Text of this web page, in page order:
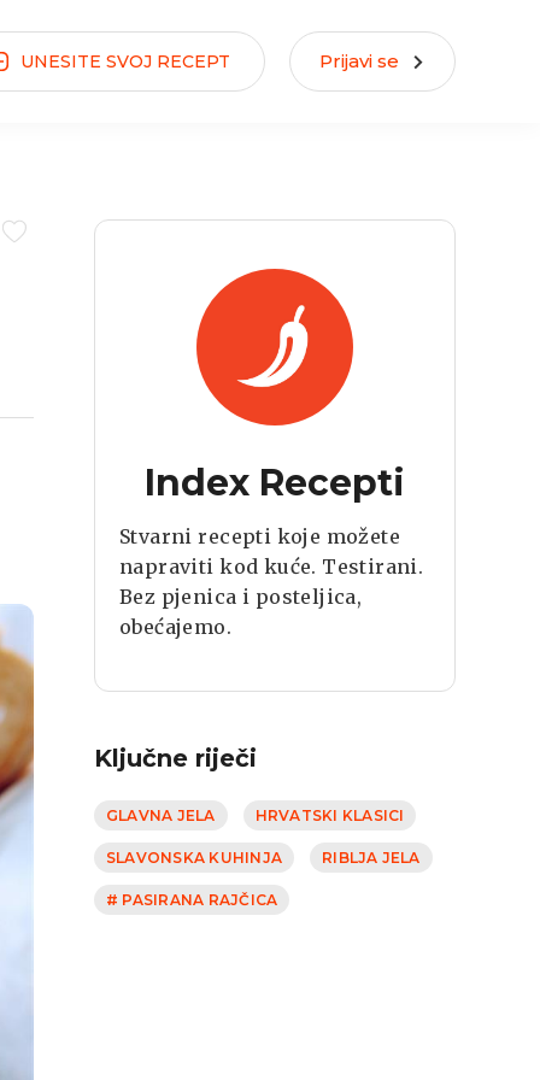
UNESITE SVOJ RECEPT Prijavi se
Index Recepti
Stvarni recepti koje možete
napraviti kod kuće. Testirani.
Bez pjenica i posteljica,
obećajemo.
Ključne riječi
GLAVNA JELA HRVATSKI KLASICI
SLAVONSKA KUHINJA RIBLJA JELA
# PASIRANA RAJČICA